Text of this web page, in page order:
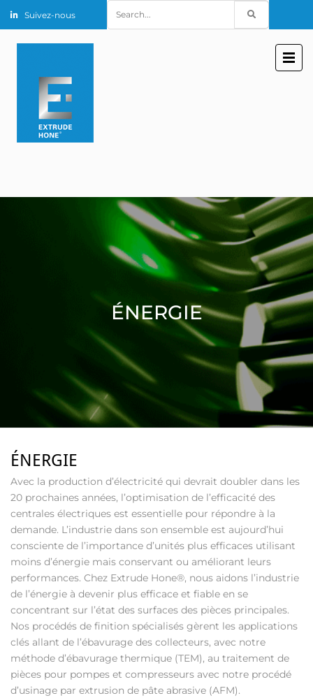
Suivez-nous
for:
ÉNERGIE
ÉNERGIE
Avec la production d’électricité qui devrait doubler dans les
20 prochaines années, l’optimisation de l’efficacité des
centrales électriques est essentielle pour répondre à la
demande. L’industrie dans son ensemble est aujourd’hui
consciente de l’importance d’unités plus efficaces utilisant
moins d’énergie mais conservant ou améliorant leurs
performances. Chez Extrude Hone®, nous aidons l’industrie
de l’énergie à devenir plus efficace et fiable en se
concentrant sur l’état des surfaces des pièces principales.
Nos procédés de finition spécialisés gèrent les applications
clés allant de l’ébavurage des collecteurs, avec notre
méthode d’ébavurage thermique (TEM), au traitement de
pièces pour pompes et compresseurs avec notre procédé
d’usinage par extrusion de pâte abrasive (AFM).